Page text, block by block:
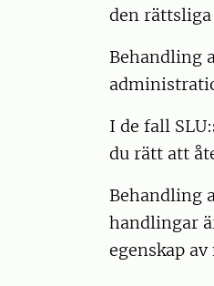
den
Behandling
I de fall
du rätt att
Behandling
handlingar
egenskap